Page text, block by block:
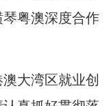
粤澳深度合作
大湾区就业创